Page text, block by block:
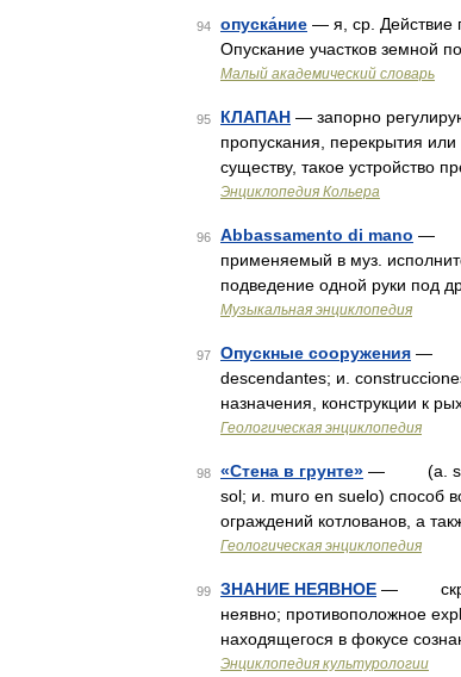
94 опуска́ние — я, ср. Действие
Опускание участков земной
Малый академический словарь
95 КЛАПАН — запорно
пропускания, перекрытия
существу, такое устройство
Энциклопедия Кольера
96 Abbassamento di mano —
применяемый в муз.
подведение одной руки под
Музыкальная энциклопедия
97 Опускные сооружения — (a.
descendantes; и.
назначения, конструкции к
Геологическая энциклопедия
98 «Стена в грунте» — (a. sheet
sol; и. muro en suelo) способ
ограждений котлованов, a
Геологическая энциклопедия
99 ЗНАНИЕ НЕЯВНОЕ —
неявно; противоположное
находящегося в фокусе
Энциклопедия культурологии